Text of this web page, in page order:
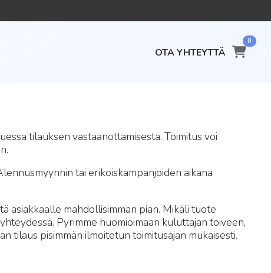
OTA YHTEYTTÄ
0
tilauksen vastaanottamisesta. Toimitus voi
tai erikoiskampanjoiden aikana
asiakkaalle mahdollisimman pian. Mikäli tuote
Pyrimme huomioimaan kuluttajan toiveen,
tilaus pisimmän ilmoitetun toimitusajan mukaisesti.